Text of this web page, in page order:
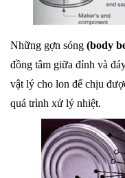
Những gợn sóng (body
đồng tâm giữa đỉnh và
vật lý cho lon để chịu
quá trình xử lý nhiệt.